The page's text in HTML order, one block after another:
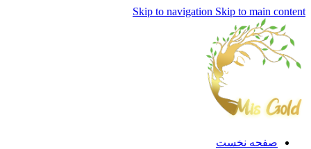
Skip to navigation Skip to main content
صفحه نخست